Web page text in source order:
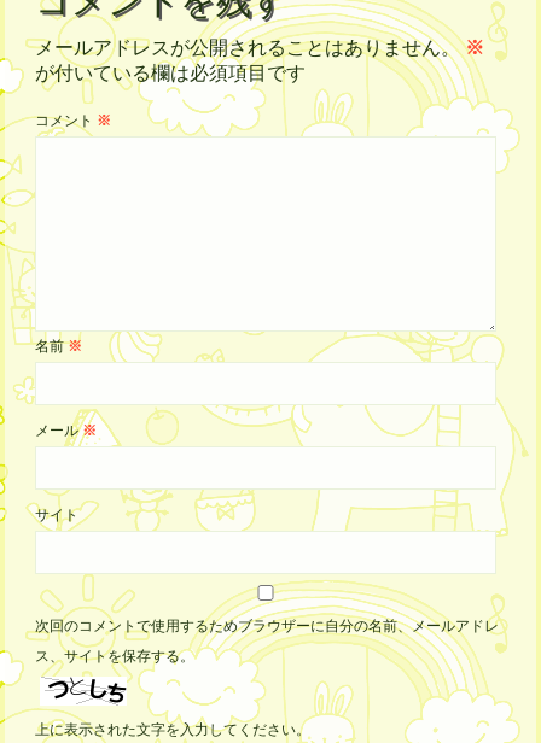
メールアドレスが公開されることはありません。 ※
が付いている欄は必須項目です
コメント ※
名前※
メール※
サイト
次回のコメントで使用するためブラウザーに自分の名前、メールアドレ
ス、サイトを保存する。
上に表示された文字を入力してください。